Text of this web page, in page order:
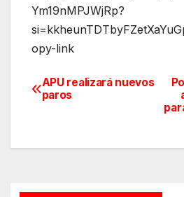
Ym19nMPJWjRp?
opy-link
Navegación
entradas
APU realizará nuevos
paros